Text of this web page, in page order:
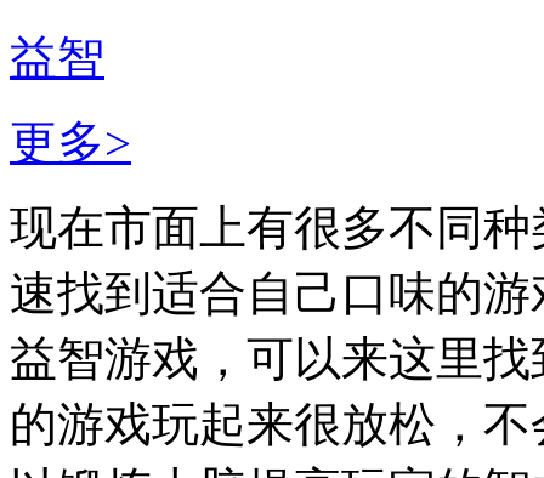
益智
更多>
现在市面上有很多不同
速找到适合自己口味的
益智游戏，可以来这里
的游戏玩起来很放松，